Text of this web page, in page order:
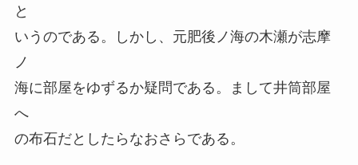
と
いうのである。しかし、元肥後ノ海の木瀬が志摩
ノ
海に部屋をゆずるか疑問である。まして井筒部屋
へ
の布石だとしたらなおさらである。